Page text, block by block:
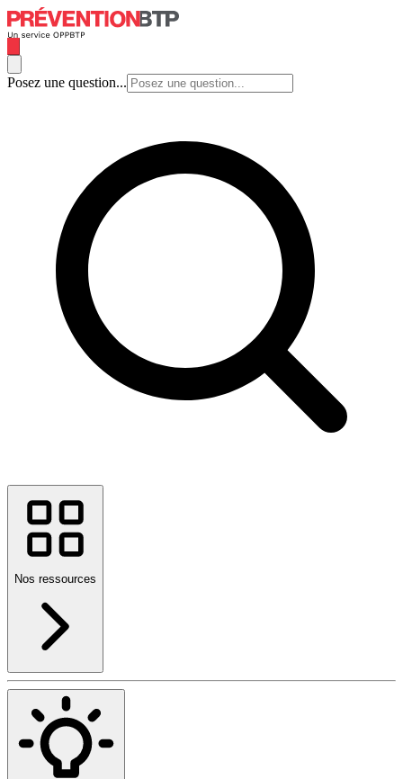
Posez une question...
Nos ressources